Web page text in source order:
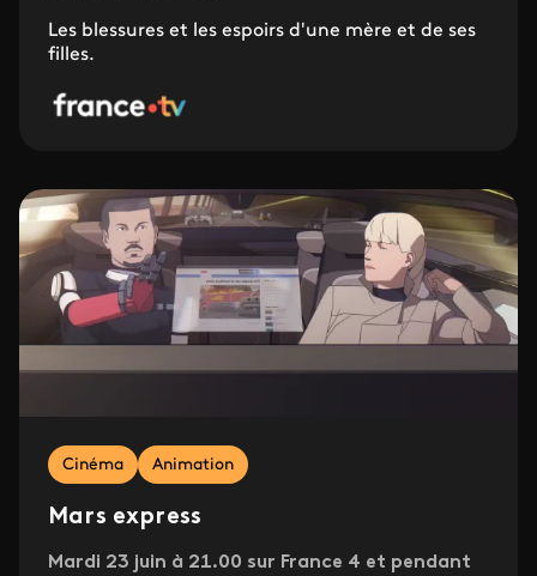
Les blessures et les espoirs d'une mère et de ses
filles.
Cinéma Animation
Mars express
Mardi 23 juin à 21.00 sur France 4 et pendant